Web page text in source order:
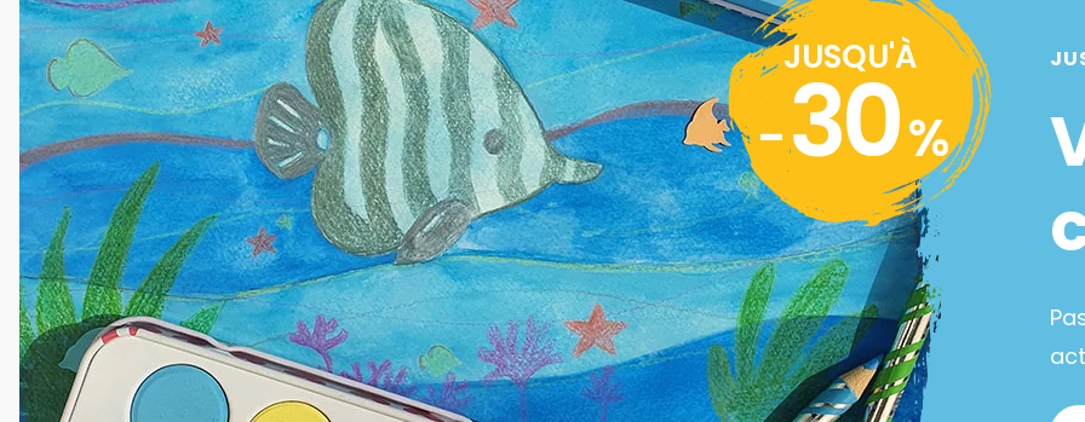
JUSQU'À
-30%